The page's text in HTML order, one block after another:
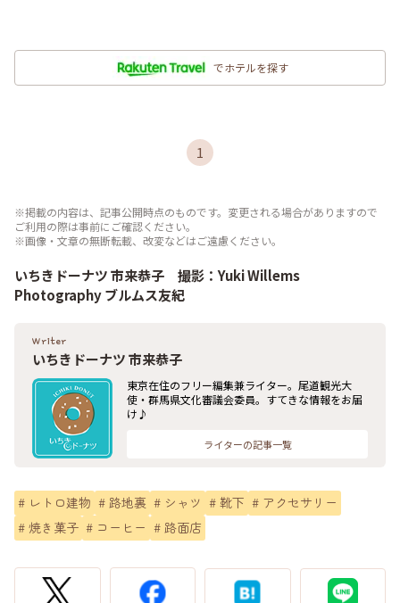
でホテルを探す
1
※掲載の内容は、記事公開時点のものです。変更される場合がありますので
ご利用の際は事前にご確認ください。
※画像・文章の無断転載、改変などはご遠慮ください。
いちきドーナツ 市来恭子 撮影：Yuki Willems
Photography ブルムス友紀
Writer
いちきドーナツ 市来恭子
東京在住のフリー編集兼ライター。尾道観光大
使・群馬県文化審議会委員。すてきな情報をお届
け♪
ライターの記事一覧
# レトロ建物 # 路地裏 # シャツ # 靴下 # アクセサリー
# 焼き菓子 # コーヒー # 路面店